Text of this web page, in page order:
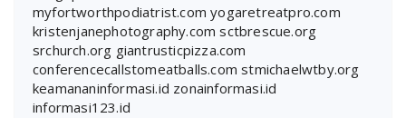
myfortworthpodiatrist.com yogaretreatpro.com
kristenjanephotography.com sctbrescue.org
srchurch.org giantrusticpizza.com
conferencecallstomeatballs.com stmichaelwtby.org
keamananinformasi.id zonainformasi.id
informasi123.id